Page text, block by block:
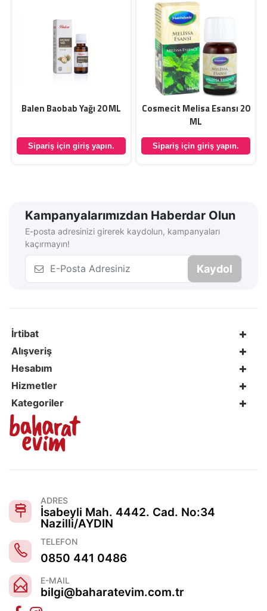
Balen Baobab Yağı 20 ML
Sipariş için giriş yapın.
Cosmecit Melisa Esansı 20
ML
Sipariş için giriş yapın.
Kampanyalarımızdan Haberdar Olun
E-posta adresinizi girerek kaydolun, kampanyaları
kaçırmayın!
Kaydol
İrtibat
Alışveriş
Hesabım
Hizmetler
Kategoriler
ADRES
İsabeyli Mah. 4442. Cad. No:34
Nazilli/AYDIN
TELEFON
0850 441 0486
E-MAIL
bilgi@baharatevim.com.tr